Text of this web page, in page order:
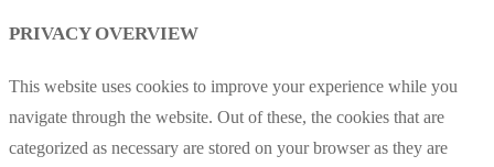
PRIVACY OVERVIEW
This website uses cookies to improve your experience while you
navigate through the website. Out of these, the cookies that are
categorized as necessary are stored on your browser as they are